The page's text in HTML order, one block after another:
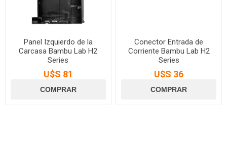
Panel Izquierdo de la
Carcasa Bambu Lab H2
Series
U$S 81
Conector Entrada de
Corriente Bambu Lab H2
Series
U$S 36